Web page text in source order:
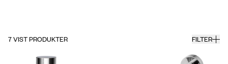
7VIST PRODUKTER FILTER